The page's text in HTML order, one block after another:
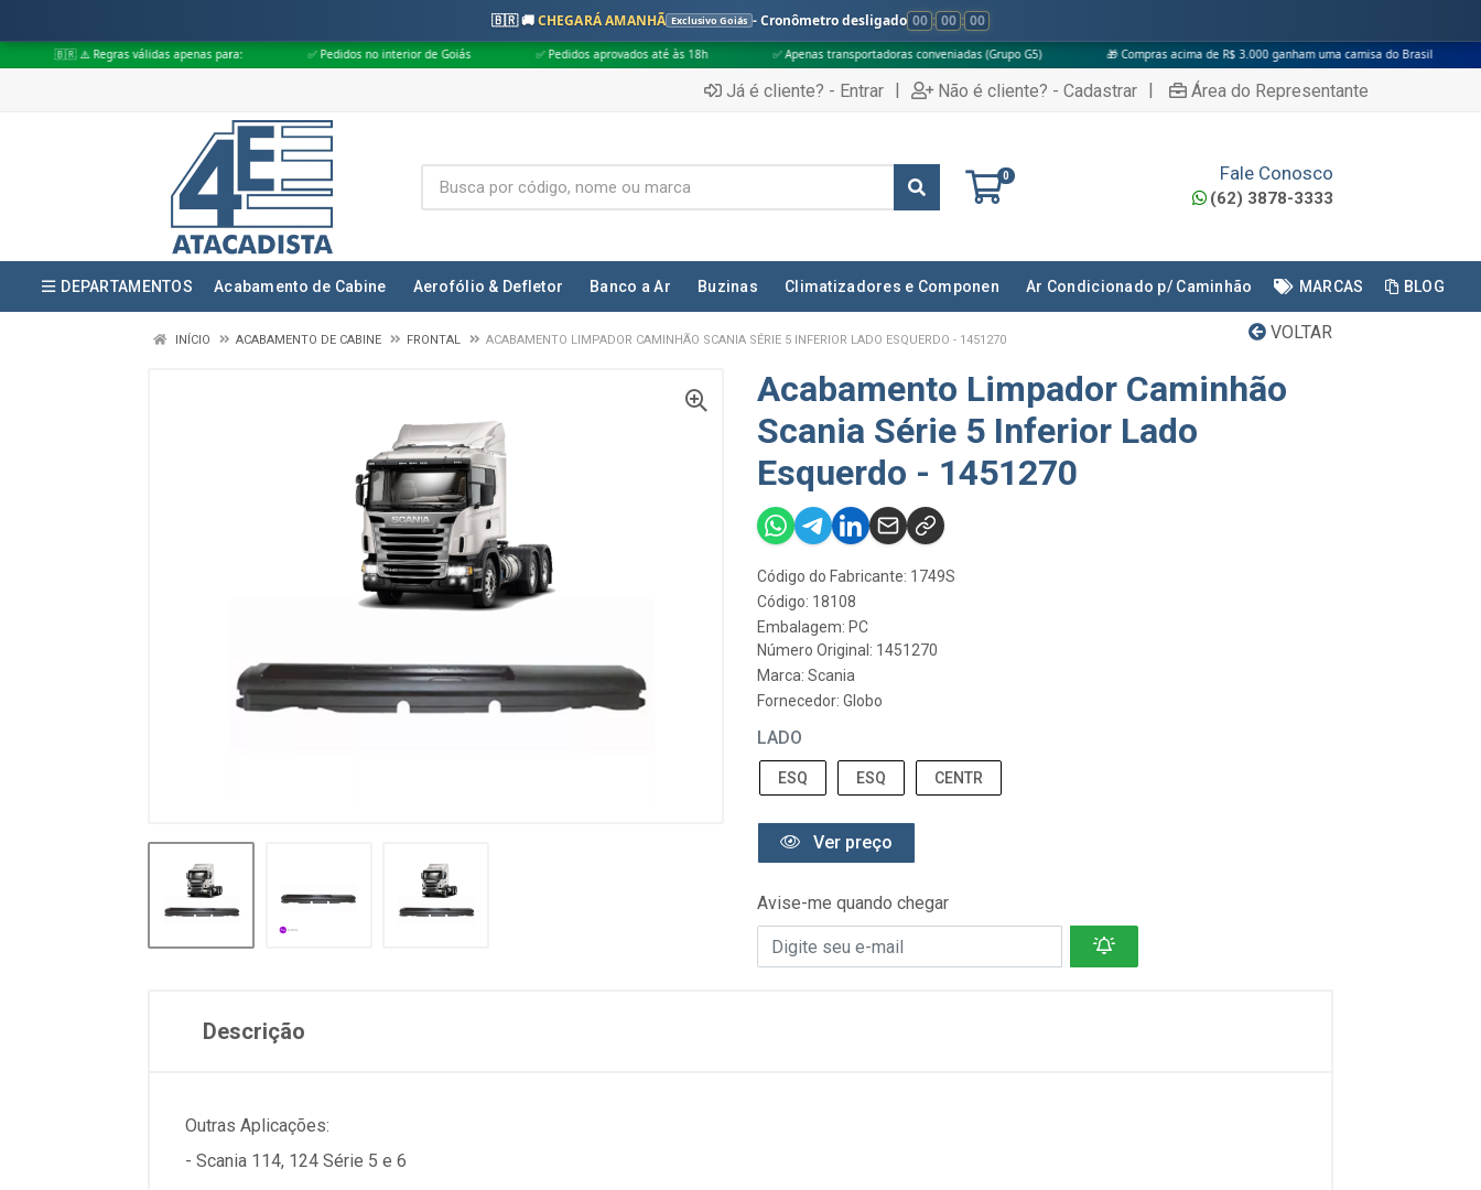
🇧🇷 🚚CHEGARÁ AMANHÃ Exclusivo Goiás - Cronômetro desligado 00 : 00 : 00
válidas apenas para: ✅ Pedidos no interior de Goiás ✅ Pedidos aprovados até às 18h ✅ Apenas transportadoras conveniadas (Grupo G5) 🎁 Compras acima de R$ 3.000 ganham uma camisa do Brasil
Já é cliente? - Entrar | Não é cliente? - Cadastrar | Área do Representante
0 Fale Conosco
(62) 3878-3333
DEPARTAMENTOS Acabamento de Cabine Aerofólio & Defletor Banco a Ar Buzinas Climatizadores e Componen Ar Condicionado p/ Caminhão MARCAS BLOG
VOLTAR
INÍCIO ACABAMENTO DE CABINE FRONTAL ACABAMENTO LIMPADOR CAMINHÃO SCANIA SÉRIE 5 INFERIOR LADO ESQUERDO - 1451270
Acabamento Limpador Caminhão
Scania Série 5 Inferior Lado
Esquerdo - 1451270
Código do Fabricante: 1749S
Código: 18108
Embalagem: PC
Número Original: 1451270
Marca: Scania
Fornecedor: Globo
LADO
ESQ ESQ CENTR
Ver preço
Avise-me quando chegar
Descrição
Outras Aplicações:
- Scania 114, 124 Série 5 e 6